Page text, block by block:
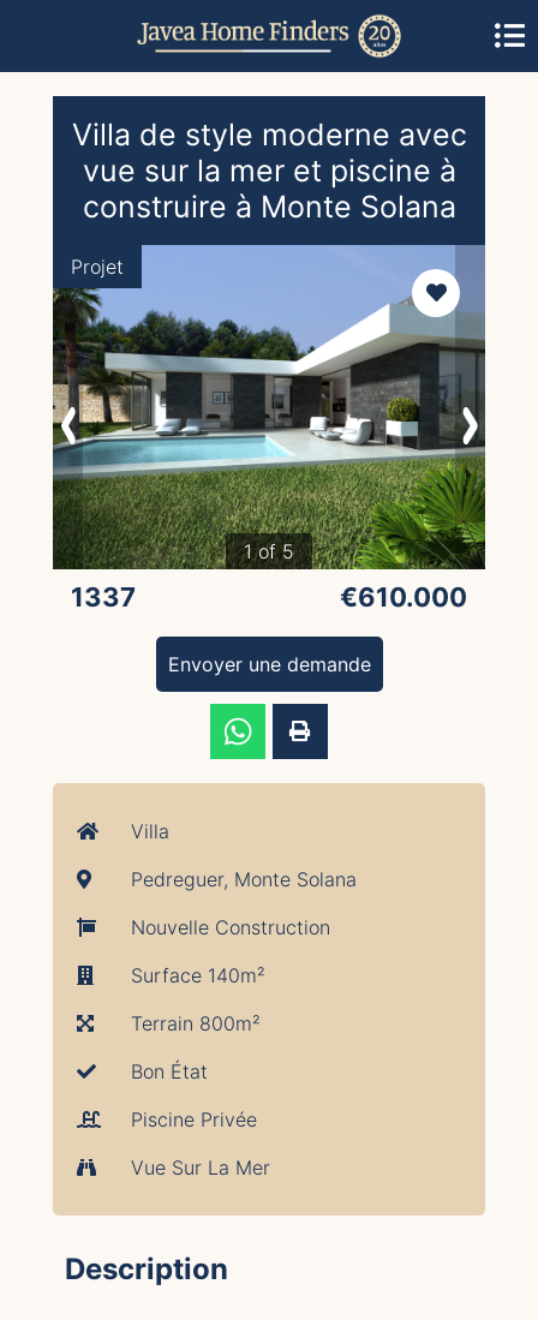
Villa de style moderne avec
vue sur la mer et piscine à
construire à Monte Solana
1 of 5
Projet
1337 €610.000
Envoyer une demande
Villa
Pedreguer, Monte Solana
Nouvelle Construction
Surface 140m²
Terrain 800m²
Bon État
Piscine Privée
Vue Sur La Mer
Description